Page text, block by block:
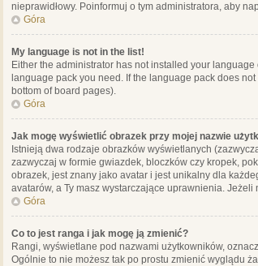
nieprawidłowy. Poinformuj o tym administratora, aby
Góra
My language is not in the list!
Either the administrator has not installed your
language pack you need. If the language pack does
bottom of board pages).
Góra
Jak mogę wyświetlić obrazek przy mojej nazwie
Istnieją dwa rodzaje obrazków wyświetlanych
zazwyczaj w formie gwiazdek, bloczków czy kropek,
obrazek, jest znany jako avatar i jest unikalny dla
avatarów, a Ty masz wystarczające uprawnienia.
Góra
Co to jest ranga i jak mogę ją zmienić?
Rangi, wyświetlane pod nazwami użytkowników,
Ogólnie to nie możesz tak po prostu zmienić wyglądu